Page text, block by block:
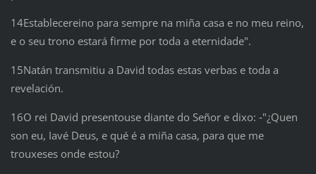
14Establecereino para sempre na miña casa e no meu reino,
e o seu trono estará firme por toda a eternidade".
15Natán transmitiu a David todas estas verbas e toda a
revelación.
16O rei David presentouse diante do Señor e dixo: ‑"¿Quen
son eu, Iavé Deus, e qué é a miña casa, para que me
trouxeses onde estou?